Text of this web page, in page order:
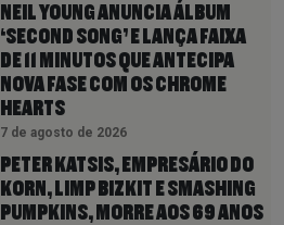
NEIL YOUNG ANUNCIA ÁLBUM
‘SECOND SONG’ E LANÇA FAIXA
DE 11 MINUTOS QUE ANTECIPA
NOVA FASE COM OS CHROME
HEARTS
7 de agosto de 2026
PETER KATSIS, EMPRESÁRIO DO
KORN, LIMP BIZKIT E SMASHING
PUMPKINS, MORRE AOS 69 ANOS